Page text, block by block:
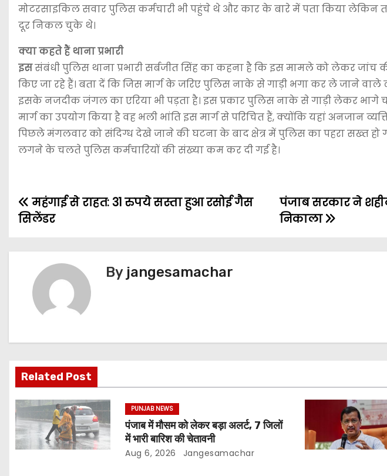
मोटरसाइकिल सवार पुलिस कर्मचारी भी पहुंचे थे और कार के बारे में पता किया
दूर निकल चुके थे।
क्या कहते हैं थाना प्रभारी
इससंबंधी पुलिस थाना प्रभारी सर्बजीत सिंह का कहना है कि इस मामले को लेकर जांच
किए जा रहे हैं। बता दें कि जिस मार्ग के जरिए पुलिस नाके से गाड़ी भगा कर ले जाने वाले
इसके नजदीक जंगल का एरिया भी पड़ता है। इस प्रकार पुलिस नाके से गाड़ी लेकर
मार्ग का उपयोग किया है वह भली भांति इस मार्ग से परिचित हैं, क्योंकि यहां अनजान
पिछले मंगलवार को संदिग्ध देखे जाने की घटना के बाद क्षेत्र में पुलिस का पहरा सख्त हो
लगने के चलते पुलिस कर्मचारियों की संख्या कम कर दी गई है।
पंजाब सरकार ने
निकाला
महंगाई से राहत: 31 रुपये सस्ता हुआ रसोई गैस
सिलेंडर
By jangesamachar
Related Post
PUNJAB NEWS
पंजाब में मौसम को लेकर बड़ा अलर्ट, 7 जिलों
में भारी बारिश की चेतावनी
Aug 6, 2026 Jangesamachar